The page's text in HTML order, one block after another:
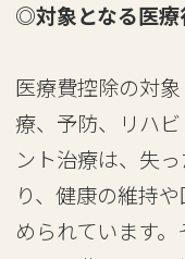
◎対象となる医療
医療費控除の対
療、予防、リハ
ント治療は、失
り、健康の維持
められています